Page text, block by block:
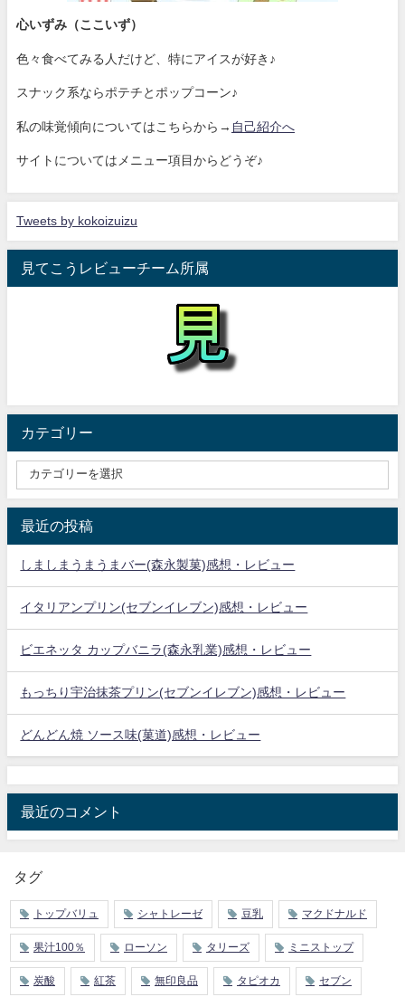
心いずみ（ここいず）
色々食べてみる人だけど、特にアイスが好き♪
スナック系ならポテチとポップコーン♪
私の味覚傾向についてはこちらから→ 自己紹介へ
サイトについてはメニュー項目からどうぞ♪
Tweets by kokoizuizu
見てこうレビューチーム所属
カテゴリー
最近の投稿
しましまうまうまバー(森永製菓)感想・レビュー
イタリアンプリン(セブンイレブン)感想・レビュー
ビエネッタ カップバニラ(森永乳業)感想・レビュー
もっちり宇治抹茶プリン(セブンイレブン)感想・レビュー
どんどん焼 ソース味(菓道)感想・レビュー
最近のコメント
タグ
トップバリュ シャトレーゼ 豆乳 マクドナルド
果汁100％ ローソン タリーズ ミニストップ
炭酸 紅茶 無印良品 タピオカ セブン